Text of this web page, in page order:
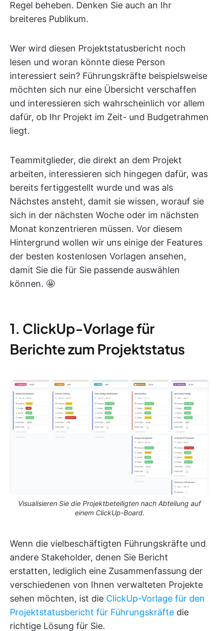
Regel beheben. Denken Sie auch an Ihr
breiteres Publikum.
Wer wird diesen Projektstatusbericht noch
lesen und woran könnte diese Person
interessiert sein? Führungskräfte beispielsweise
möchten sich nur eine Übersicht verschaffen
und interessieren sich wahrscheinlich vor allem
dafür, ob Ihr Projekt im Zeit- und Budgetrahmen
liegt.
Teammitglieder, die direkt an dem Projekt
arbeiten, interessieren sich hingegen dafür, was
bereits fertiggestellt wurde und was als
Nächstes ansteht, damit sie wissen, worauf sie
sich in der nächsten Woche oder im nächsten
Monat konzentrieren müssen. Vor diesem
Hintergrund wollen wir uns einige der Features
der besten kostenlosen Vorlagen ansehen,
damit Sie die für Sie passende auswählen
können. 🤩
1. ClickUp-Vorlage für
Berichte zum Projektstatus
Visualisieren Sie die Projektbeteiligten nach Abteilung auf
einem ClickUp-Board.
Wenn die vielbeschäftigten Führungskräfte und
andere Stakeholder, denen Sie Bericht
erstatten, lediglich eine Zusammenfassung der
verschiedenen von Ihnen verwalteten Projekte
sehen möchten, ist die ClickUp-Vorlage für den
Projektstatusbericht für Führungskräfte die
richtige Lösung für Sie.